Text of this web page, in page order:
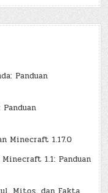
Panduan
Minecraft 1.17.0
1.1: Panduan